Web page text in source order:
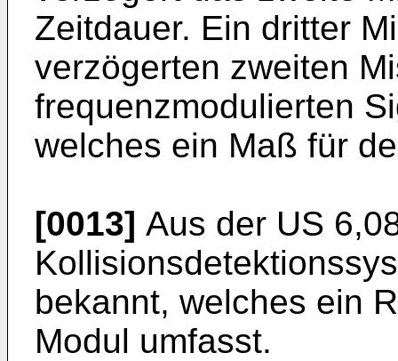
Zeitdauer. Ein dritter
verzögerten zweiten
frequenzmodulierten
welches ein Maß für
[0013] Aus der US
bekannt, welches ein
Modul umfasst.